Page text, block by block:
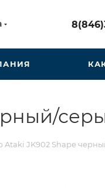
JK902 Shape